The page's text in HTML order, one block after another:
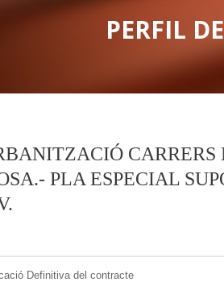
PERFIL
CARRERS
PLA ESPECIAL
Definitiva del contracte